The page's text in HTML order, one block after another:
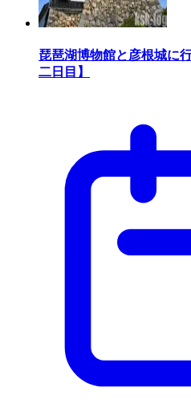
琵琶湖博物館と彦根城に
二日目】